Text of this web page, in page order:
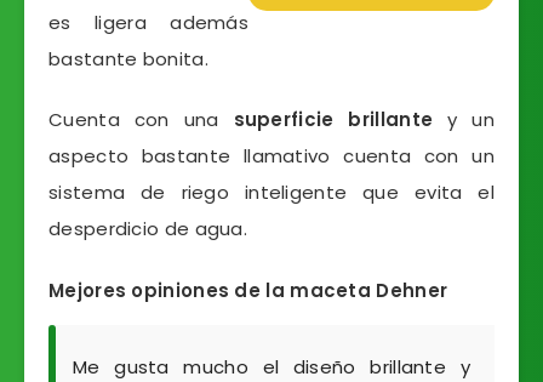
es ligera además
bastante bonita.
Cuenta con una superficie brillante y un
aspecto bastante llamativo cuenta con un
sistema de riego inteligente que evita el
desperdicio de agua.
Mejores opiniones de la maceta Dehner
Me gusta mucho el diseño brillante y